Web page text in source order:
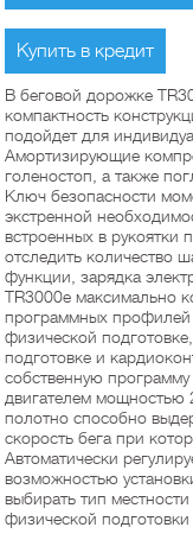
Купить в кредит
В беговой дорожке
компактность
подойдет для
Амортизирующие
голеностоп, а также
Ключ безопасности
экстренной
встроенных в рукоятки
отследить количество
функции, зарядка
TR3000e максимально
программных
физической
подготовке и
собственную
двигателем мощностью
полотно способно
скорость бега при
Автоматически
возможностью
выбирать тип
физической